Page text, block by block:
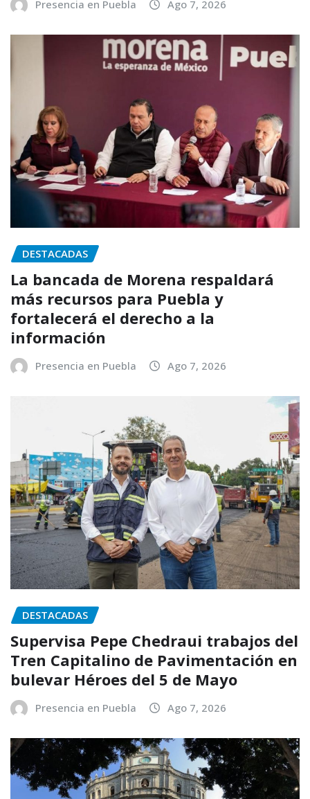
Presencia en Puebla Ago 7, 2026
DESTACADAS
La bancada de Morena respaldará
más recursos para Puebla y
fortalecerá el derecho a la
información
Presencia en Puebla Ago 7, 2026
DESTACADAS
Supervisa Pepe Chedraui trabajos del
Tren Capitalino de Pavimentación en
bulevar Héroes del 5 de Mayo
Presencia en Puebla Ago 7, 2026